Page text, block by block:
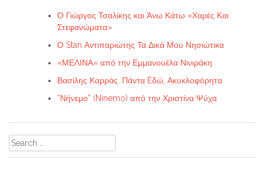
Ο Γιώργος Τσαλίκης και Άνω Κάτω «Χαρές Και
Στεφανώματα»
Ο Stan Αντιπαριώτης Τα Δικά Μου Νησιώτικα
«ΜΕΛΙΝΑ» από την Εμμανουέλα Νινιράκη
Βασίλης Καρράς. Πάντα Eδώ, Ακυκλοφόρητα
“Νήνεμο” (Ninemo) από την Χριστίνα Ψύχα
Search
for: